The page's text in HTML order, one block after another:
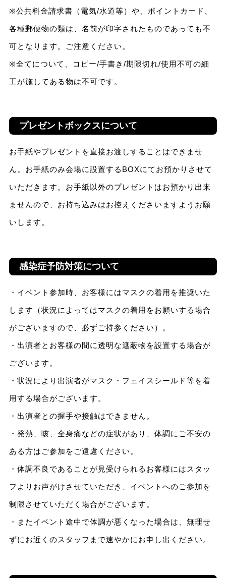
※公共料金請求書（電気/水道等）や、ポイントカード、
各種郵便物の類は、名前が印字されたものであっても不
可となります。ご注意ください。
※全てについて、コピー/手書き/期限切れ/使用不可の細
工が施してある物は不可です。
プレゼントボックスについて
お手紙やプレゼントを直接お渡しすることはできませ
ん。お手紙のみ会場に設置するBOXにてお預かりさせて
いただきます。お手紙以外のプレゼントはお預かり出来
ませんので、お持ち込みはお控えくださいますようお願
いします。
感染症予防対策について
・イベント参加時、お客様にはマスクの着用を推奨いた
します（状況によってはマスクの着用をお願いする場合
がございますので、必ずご持参ください）。
・出演者とお客様の間に透明な遮蔽物を設置する場合が
ございます。
・状況により出演者がマスク・フェイスシールド等を着
用する場合がございます。
・出演者との握手や接触はできません。
・発熱、咳、全身痛などの症状があり、体調にご不安の
ある方はご参加をご遠慮ください。
・体調不良であることが見受けられるお客様にはスタッ
フよりお声がけさせていただき、イベントへのご参加を
制限させていただく場合がございます。
・またイベント途中で体調が悪くなった場合は、無理せ
ずにお近くのスタッフまで速やかにお申し出ください。